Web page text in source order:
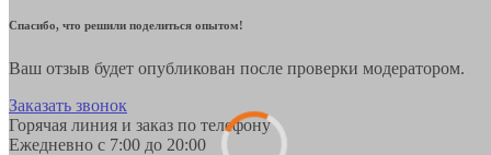
Спасибо, что решили поделиться опытом!
Ваш отзыв будет опубликован после проверки модератором.
Заказать звонок
Горячая линия и заказ по телефону
Ежедневно с 7:00 до 20:00